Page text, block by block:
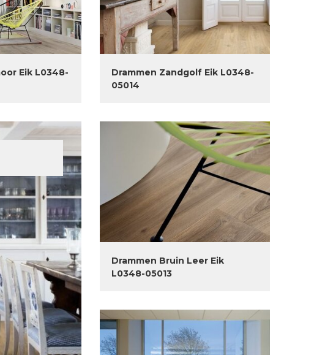
Eik L0348-
Drammen Zandgolf Eik L0348-
05014
Drammen Bruin Leer Eik
L0348-05013